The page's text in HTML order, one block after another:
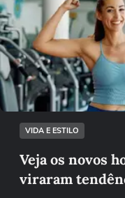
Ops!
Não foi
VIDA E ESTILO
Veja os novos
viraram